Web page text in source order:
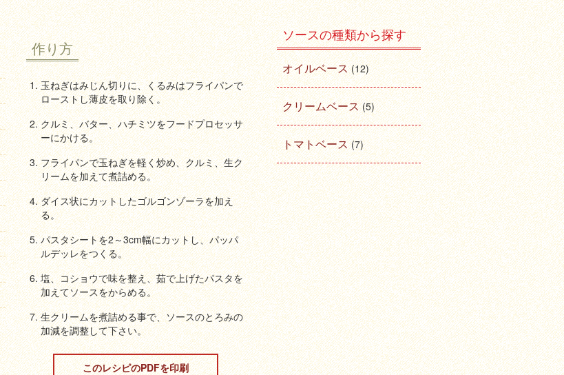
作り方
玉ねぎはみじん切りに、くるみはフライパンで
ローストし薄皮を取り除く。
クルミ、バター、ハチミツをフードプロセッサ
ーにかける。
フライパンで玉ねぎを軽く炒め、クルミ、生ク
リームを加えて煮詰める。
ダイス状にカットしたゴルゴンゾーラを加え
る。
パスタシートを2～3cm幅にカットし、パッパ
ルデッレをつくる。
塩、コショウで味を整え、茹で上げたパスタを
加えてソースをからめる。
生クリームを煮詰める事で、ソースのとろみの
加減を調整して下さい。
このレシピのPDFを印刷
ソースの種類から探す
オイルベース(12)
クリームベース(5)
トマトベース(7)